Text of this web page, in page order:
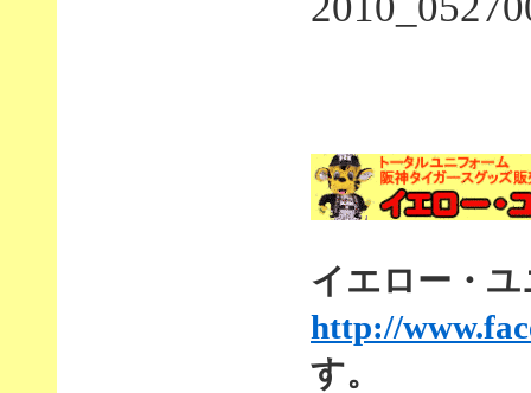
イエロー・ユ
http://
す。